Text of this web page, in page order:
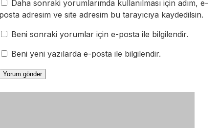
Daha sonraki yorumlarımda kullanılması için adım, e-
adresim ve site adresim bu tarayıcıya kaydedilsin.
Beni sonraki yorumlar için e-posta ile bilgilendir.
Beni yeni yazılarda e-posta ile bilgilendir.